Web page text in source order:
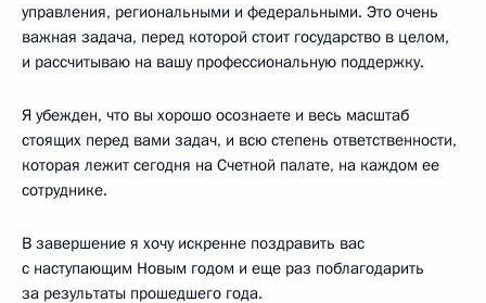
управления, региональными и федеральными. Это очень
важная задача, перед которой стоит государство в целом,
и рассчитываю на вашу профессиональную поддержку.
Я убежден, что вы хорошо осознаете и весь масштаб
стоящих перед вами задач, и всю степень ответственности,
которая лежит сегодня на Счетной палате, на каждом ее
сотруднике.
В завершение я хочу искренне поздравить вас
с наступающим Новым годом и еще раз поблагодарить
за результаты прошедшего года.